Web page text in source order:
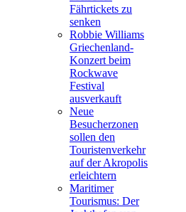
Fährtickets zu
senken
Robbie Williams
Griechenland-
Konzert beim
Rockwave
Festival
ausverkauft
Neue
Besucherzonen
sollen den
Touristenverkehr
auf der Akropolis
erleichtern
Maritimer
Tourismus: Der